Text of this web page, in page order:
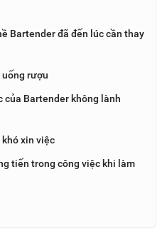
Bartender đã đến lúc cần thay
rượu
của Bartender không lành
xin việc
tiến trong công việc khi làm